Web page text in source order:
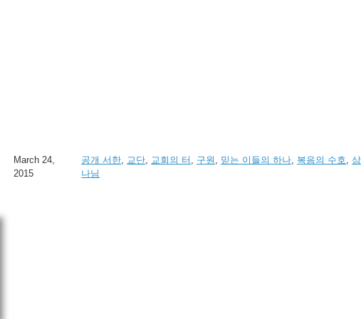
March 24,
2015
공개 서한 교단 교회의 터 구원 믿는 이들의 하나 복음의 수호 ,
나님